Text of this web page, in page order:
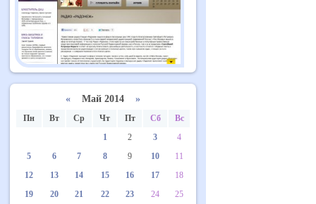
« Май 2014 »
Пн Вт Ср Чт Пт Сб
Вс
1
2 3
4
5
6 7 8 9 10
11
12
13 14 15 16 17
18
19
20 21 22 23 24
25